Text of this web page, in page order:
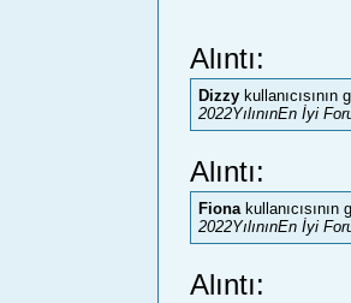
Alıntı:
Dizzy
2022YılınınEn İyi
Alıntı:
Fionakullanıcısının
2022YılınınEn İyi
Alıntı: